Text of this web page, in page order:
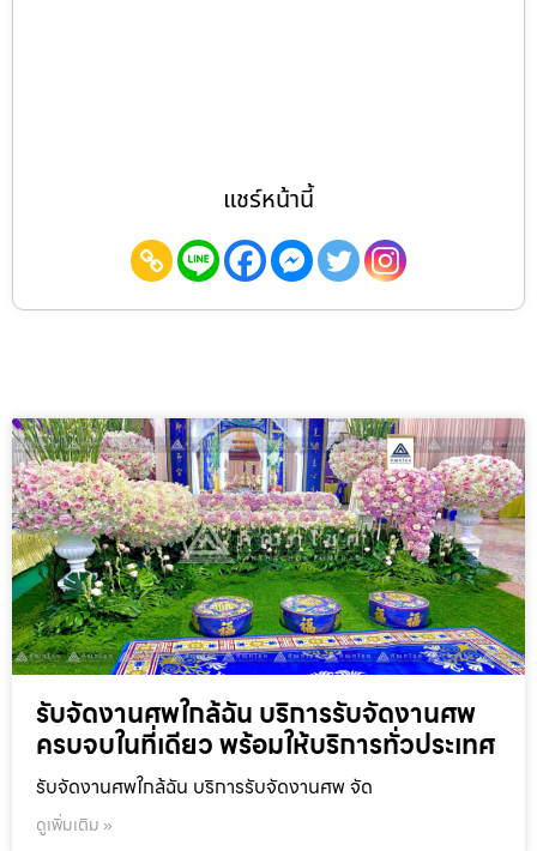
แชร์หน้านี้
รับจัดงานศพใกล้ฉัน บริการรับจัดงานศพ
ครบจบในที่เดียว พร้อมให้บริการทั่วประเทศ
รับจัดงานศพใกล้ฉัน บริการรับจัดงานศพ จัด
ดูเพิ่มเติม »